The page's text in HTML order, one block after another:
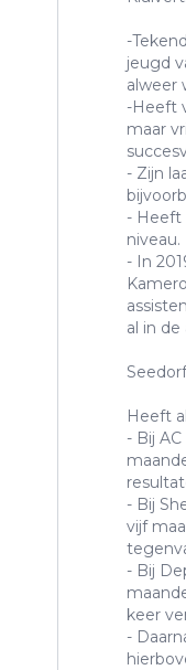
-
jeugd
alweer
-Heeft
maar
- Zijn
- Heeft
niveau.
- In
al in
Heeft
- Bij
- Bij
vijf
- Bij
keer
-